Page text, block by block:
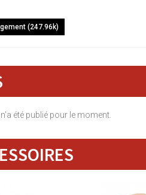
(247.96k)
été publié pour le moment.